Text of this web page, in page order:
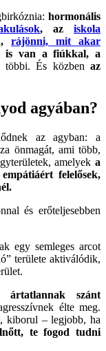
hormonális
, az iskola
rájönni, mit akar
is van a fiúkkal, a
többi. És közben az
agyában?
az agyban: a
önmagát, ami több,
amelyek a
felelősek,
és erőteljesebben
egy semleges arcot
területe aktiválódik,
ártatlannak szánt
élte meg.
kiborul – legjobb, ha
te fogod tudni